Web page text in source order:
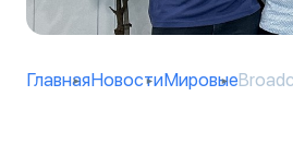
ГлавнаяНовостиМировые